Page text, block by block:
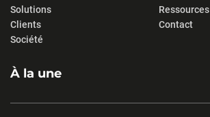
Solutions
Clients
Société
Ressources
Contact
À la une